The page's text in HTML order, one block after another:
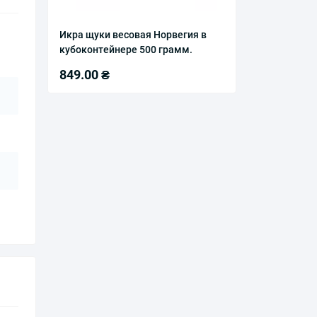
Икра щуки весовая Норвегия в
кубоконтейнере 500 грамм.
849.00 ₴